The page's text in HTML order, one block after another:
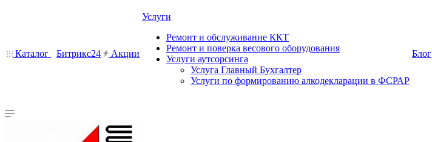
Каталог Битрикс24 Акции
Услуги
Ремонт и обслуживание ККТ
Ремонт и поверка весового оборудования
Услуги аутсорсинга
Услуга Главный Бухгалтер
Услуги по формированию алкодекларации в ФСРАР
Блог